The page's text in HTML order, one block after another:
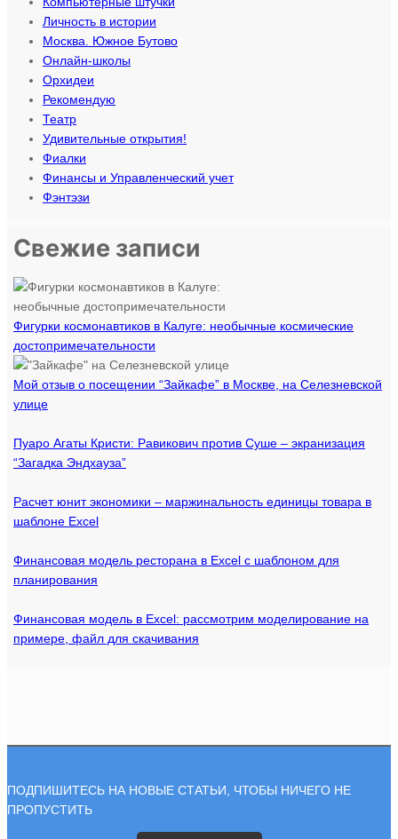
Личность в истории
Москва. Южное Бутово
Онлайн-школы
Орхидеи
Рекомендую
Театр
Удивительные открытия!
Фиалки
Финансы и Управленческий учет
Фэнтэзи
Свежие записи
Фигурки космонавтиков в Калуге: необычные космические
достопримечательности
Мой отзыв о посещении “Зайкафе” в Москве, на Селезневской
улице
Пуаро Агаты Кристи: Равикович против Суше – экранизация
“Загадка Эндхауза”
Расчет юнит экономики – маржинальность единицы товара в
шаблоне Excel
Финансовая модель ресторана в Excel с шаблоном для
планирования
Финансовая модель в Excel: рассмотрим моделирование на
примере, файл для скачивания
ПОДПИШИТЕСЬ НА НОВЫЕ СТАТЬИ, ЧТОБЫ НИЧЕГО НЕ
ПРОПУСТИТЬ